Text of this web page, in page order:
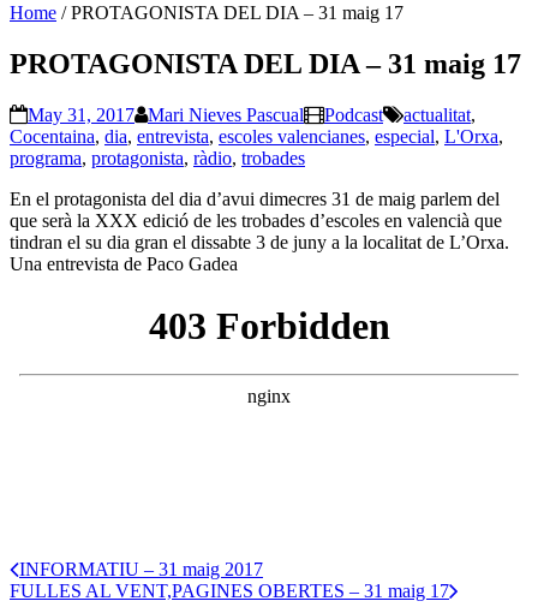
Home /PROTAGONISTA DEL DIA – 31 maig 17
PROTAGONISTA DEL DIA – 31 maig 17
May 31, 2017 Mari Nieves Pascual Podcast actualitat,
Cocentaina, dia, entrevista, escoles valencianes, especial, L'Orxa,
programa, protagonista, ràdio, trobades
En el protagonista del dia d’avui dimecres 31 de maig parlem del
que serà la XXX edició de les trobades d’escoles en valencià que
tindran el su dia gran el dissabte 3 de juny a la localitat de L’Orxa.
Una entrevista de Paco Gadea
INFORMATIU – 31 maig 2017
FULLES AL VENT,PAGINES OBERTES – 31 maig 17